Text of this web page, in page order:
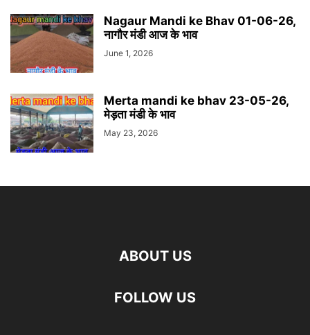
Nagaur Mandi ke Bhav 01-06-26,
नागौर मंडी आज के भाव
June 1, 2026
Merta mandi ke bhav 23-05-26,
मेड़ता मंडी के भाव
May 23, 2026
ABOUT US
FOLLOW US